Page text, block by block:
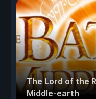
The Lord of the
Middle-earth